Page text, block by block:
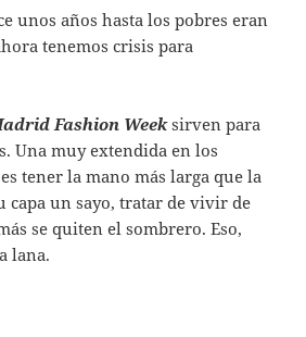
unos años hasta los pobres eran
tenemos crisis para
Fashion Weeksirven para
Una muy extendida en los
tener la mano más larga que la
capa un sayo, tratar de vivir de
se quiten el sombrero. Eso,
lana.